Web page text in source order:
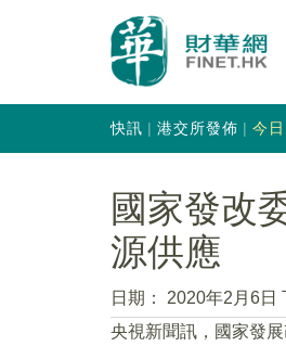
快訊 港交所發佈 今
國家發改
源供應
日期：
2020年2月6日
央視新聞訊，國家發